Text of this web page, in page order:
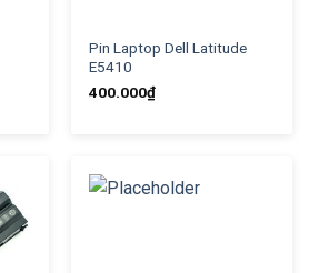
Pin Laptop Dell Latitude
E5410
400.000₫